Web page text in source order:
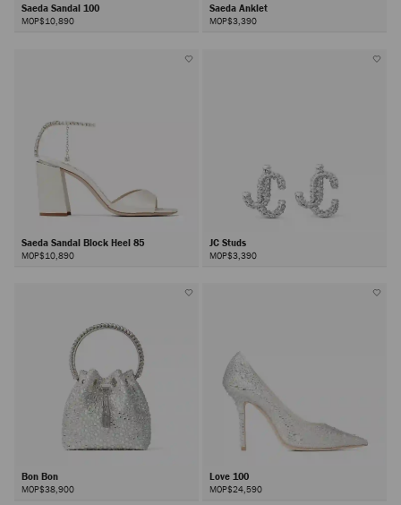
Saeda Sandal 100
MOP$10,890
Saeda Anklet
MOP$3,390
Saeda Sandal Block Heel 85
MOP$10,890
JC Studs
MOP$3,390
Bon Bon
MOP$38,900
Love 100
MOP$24,590